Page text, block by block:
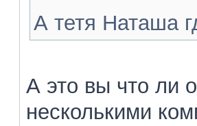
А тетя Наташа
А это вы что ли
несколькими